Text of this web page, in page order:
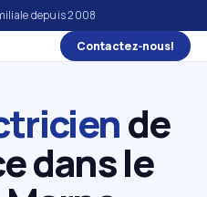
depuis 2008
Contactez‑nous!
de
dans le